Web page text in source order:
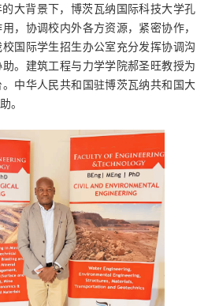
大背景下，博茨瓦纳国际科技大学孔
，协调校内外各方资源，紧密协作，
国际学生招生办公室充分发挥协调沟
。建筑工程与力学学院郝圣旺教授为
中华人民共和国驻博茨瓦纳共和国大
。